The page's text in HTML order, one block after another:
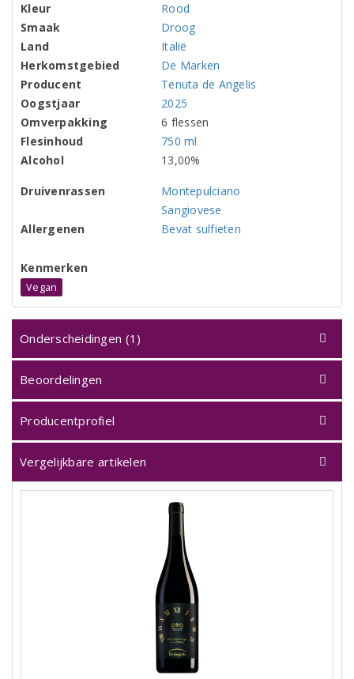
Kleur
Rood
Smaak
Droog
Land
Italië
Herkomstgebied
De Marken
Producent
Tenuta de Angelis
Oogstjaar
2025
Omverpakking
6 flessen
Flesinhoud
750 ml
Alcohol
13,00%
Druivenrassen
Montepulciano
Sangiovese
Allergenen
Bevat sulfieten
Kenmerken
Vegan
Onderscheidingen (1)
Beoordelingen
Producentprofiel
Vergelijkbare artikelen